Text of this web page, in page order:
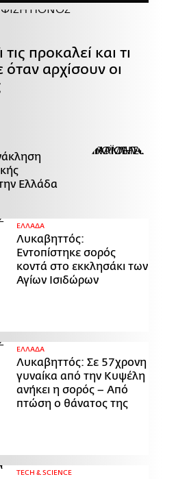
προκαλεί και τι
αρχίσουν οι
Ελλάδα
ΕΛΛΑΔΑ
Λυκαβηττός:
Εντοπίστηκε σορός
κοντά στο εκκλησάκι των
Αγίων Ισιδώρων
ΕΛΛΑΔΑ
Λυκαβηττός: Σε 57χρονη
γυναίκα από την Κυψέλη
ανήκει η σορός – Από
πτώση ο θάνατος της
ΤECH & SCIENCE